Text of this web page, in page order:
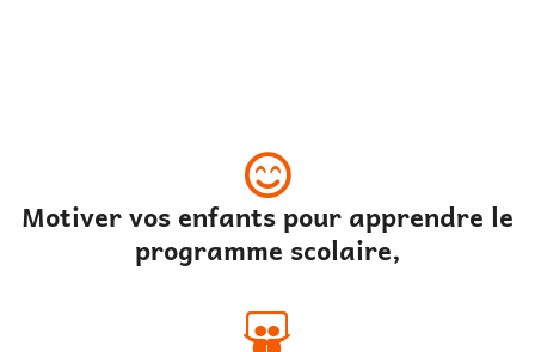
Motiver vos enfants pour apprendre le
programme scolaire,